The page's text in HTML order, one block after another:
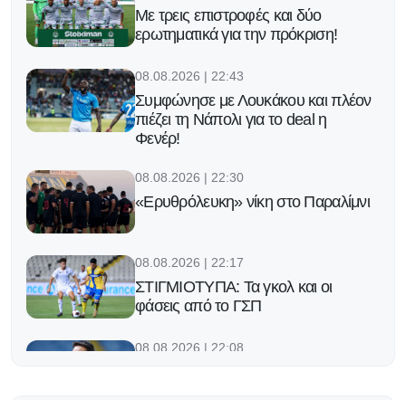
Με τρεις επιστροφές και δύο
ερωτηματικά για την πρόκριση!
08.08.2026 | 22:43
Συμφώνησε με Λουκάκου και πλέον
πιέζει τη Νάπολι για το deal η
Φενέρ!
08.08.2026 | 22:30
«Ερυθρόλευκη» νίκη στο Παραλίμνι
08.08.2026 | 22:17
ΣΤΙΓΜΙΟΤΥΠΑ: Τα γκολ και οι
φάσεις από το ΓΣΠ
08.08.2026 | 22:08